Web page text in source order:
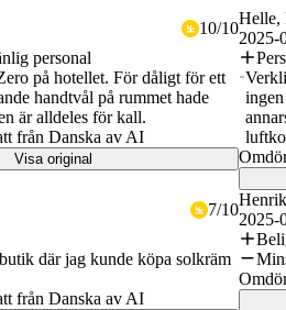
10/10
personal
på hotellet. För dåligt för ett
handtvål på rummet hade
är alldeles för kall.
från Danska av AI
Visa original
Helle,
2025-
7/10
där jag kunde köpa solkräm
från Danska av AI
Henrik
2025-